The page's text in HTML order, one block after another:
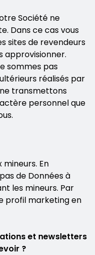
Société ne
Dans ce cas vous
sites de revendeurs
approvisionner.
sommes pas
réalisés par
transmettons
personnel que
mineurs. En
de Données à
les mineurs. Par
profil marketing en
et newsletters
?